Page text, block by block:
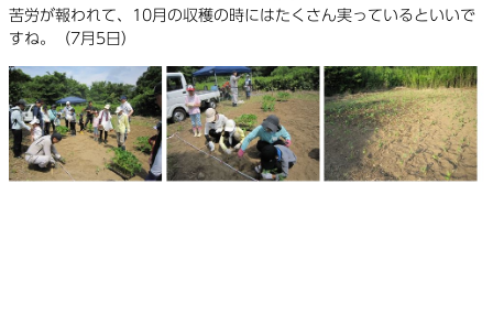
苦労が報われて、10月の収穫の時にはたくさん実っているといいで
すね。（7月5日）